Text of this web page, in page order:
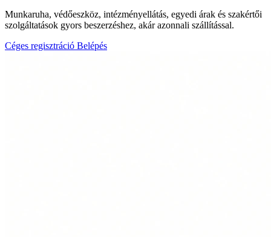
Munkaruha, védőeszköz, intézményellátás, egyedi árak és szakértői
szolgáltatások gyors beszerzéshez, akár azonnali szállítással.
Céges regisztráció Belépés